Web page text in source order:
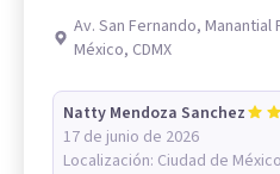
Av. San Fernando,
México, CDMX
Natty Mendoza Sanchez
17 de junio de 2026
Localización: Ciudad de México